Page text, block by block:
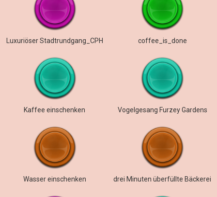
Luxuriöser Stadtrundgang_CPH coffee_is_done
Kaffee einschenken Vogelgesang Furzey Gardens
Wasser einschenken drei Minuten überfüllte Bäckerei